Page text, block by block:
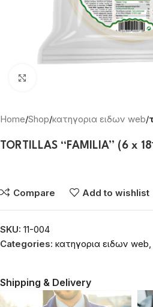
Home Shop κατηγορια ειδων web
TORTILLAS “FAMILIA” (6 x
Compare Add to wishlist
SKU: 11-004
Categories: κατηγορια ειδων web,
Shipping & Delivery